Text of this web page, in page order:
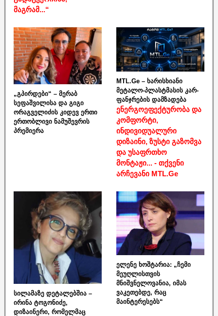
მაგრამ...“
„გპირდები“ – მერაბ
სეფაშვილისა და გიგი
ორაგველიძის კიდევ ერთი
ერთობლივი ნამუშევრის
პრემიერა
MTL.Ge – ხარისხიანი
მეტალო-პლასტმასის კარ-
ფანჯრების დამზადება
ენერგოეფექტურობა და
კომფორტი,
ინდივიდუალური
დიზაინი, ზუსტი გაზომვა
და უსაფრთხო
მონტაჟი... - თქვენი
არჩევანი MTL.Ge
სილამაზე დეტალებშია –
ირინა ტოგონიძე,
დიზაინერი, რომელმაც
ელენე ხოშტარია: „ჩემი
მეუღლისთვის
მნიშვნელოვანია, იმას
ვაკეთებდე, რაც
მაინტერესებს“